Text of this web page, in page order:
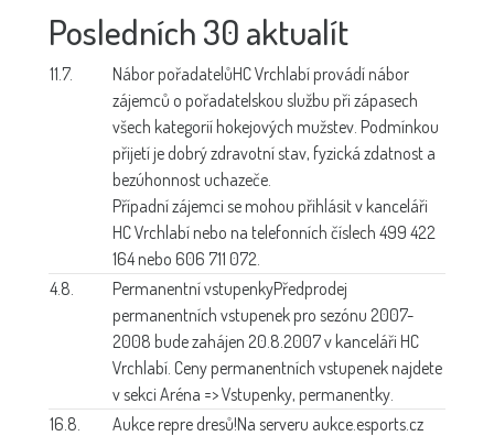
Posledních 30 aktualít
11.7. Nábor pořadatelůHC Vrchlabí provádí nábor
zájemců o pořadatelskou službu při zápasech
všech kategorií hokejových mužstev. Podmínkou
přijetí je dobrý zdravotní stav, fyzická zdatnost a
bezúhonnost uchazeče.
Případní zájemci se mohou přihlásit v kanceláři
HC Vrchlabí nebo na telefonních číslech 499 422
164 nebo 606 711 072.
4.8.
Permanentní vstupenkyPředprodej
permanentních vstupenek pro sezónu 2007-
2008 bude zahájen 20.8.2007 v kanceláři HC
Vrchlabí. Ceny permanentních vstupenek najdete
v sekci Aréna => Vstupenky, permanentky.
16.8.
Aukce repre dresů!Na serveru aukce.esports.cz